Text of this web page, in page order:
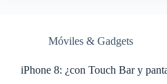
Móviles & Gadgets
iPhone 8: ¿con Touch Bar y